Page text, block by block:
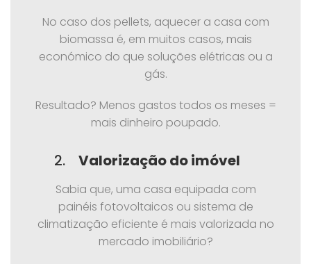
No caso dos pellets, aquecer a casa com
biomassa é, em muitos casos, mais
económico do que soluções elétricas ou a
gás.
Resultado? Menos gastos todos os meses =
mais dinheiro poupado.
2. Valorização do imóvel
Sabia que, uma casa equipada com
painéis fotovoltaicos ou sistema de
climatização eficiente é mais valorizada no
mercado imobiliário?